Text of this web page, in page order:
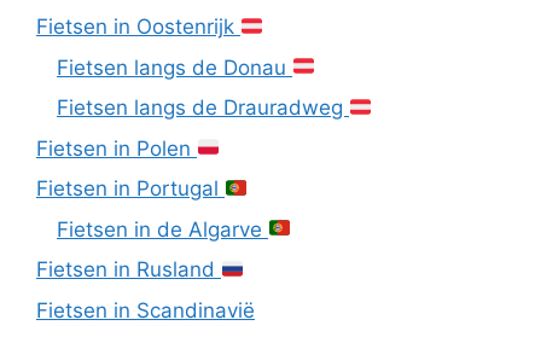
Fietsen in Oostenrijk
Fietsen langs de Donau
Fietsen langs de Drauradweg
Fietsen in Polen
Fietsen in Portugal
Fietsen in de Algarve
Fietsen in Rusland
Fietsen in Scandinavië